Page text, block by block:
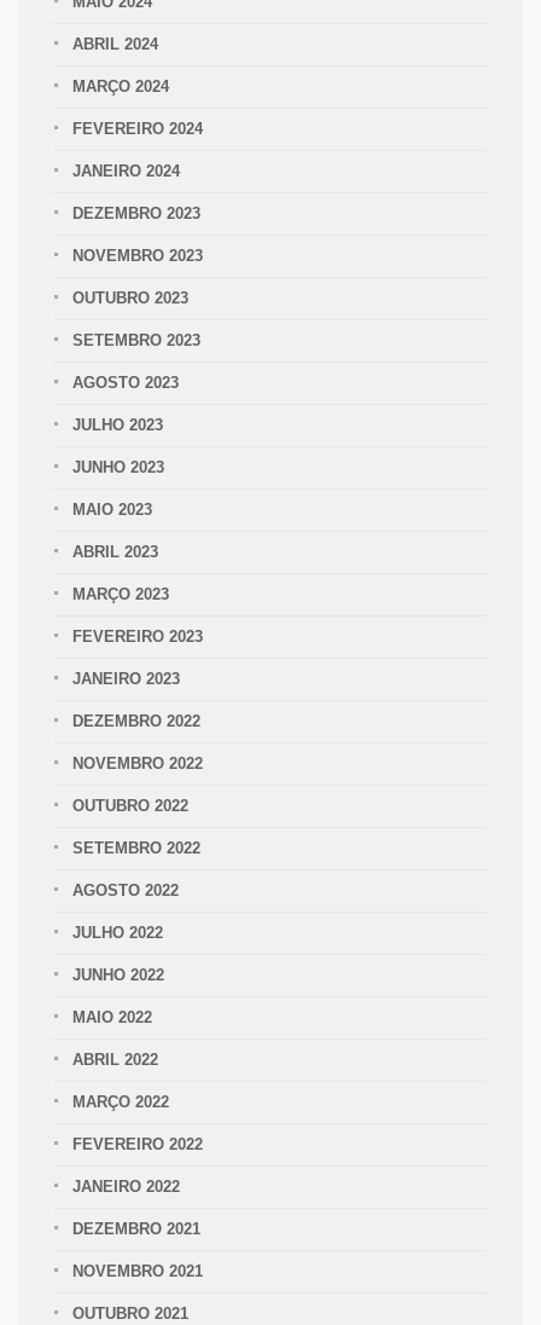
ABRIL 2024
MARÇO 2024
FEVEREIRO 2024
JANEIRO 2024
DEZEMBRO 2023
NOVEMBRO 2023
OUTUBRO 2023
SETEMBRO 2023
AGOSTO 2023
JULHO 2023
JUNHO 2023
MAIO 2023
ABRIL 2023
MARÇO 2023
FEVEREIRO 2023
JANEIRO 2023
DEZEMBRO 2022
NOVEMBRO 2022
OUTUBRO 2022
SETEMBRO 2022
AGOSTO 2022
JULHO 2022
JUNHO 2022
MAIO 2022
ABRIL 2022
MARÇO 2022
FEVEREIRO 2022
JANEIRO 2022
DEZEMBRO 2021
NOVEMBRO 2021
OUTUBRO 2021